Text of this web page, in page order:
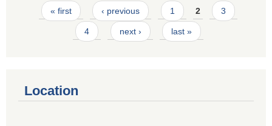
Pages
« first ‹ previous 1 2 3
4 next › last »
Location